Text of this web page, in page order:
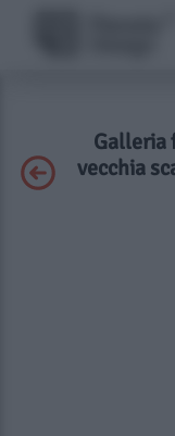
Galleria
vecchia